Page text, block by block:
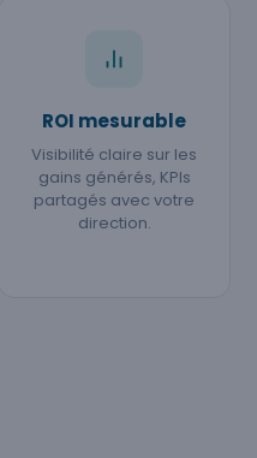
ROI mesurable
Visibilité claire sur les
gains générés, KPIs
partagés avec votre
direction.